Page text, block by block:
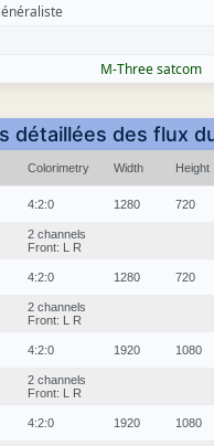
M-Three satcom
détaillées des flux
Colorimetry Width Height
4:2:0 1280 720
2 channels
Front: L R
4:2:0 1280 720
2 channels
Front: L R
4:2:0 1920 1080
2 channels
Front: L R
4:2:0 1920 1080